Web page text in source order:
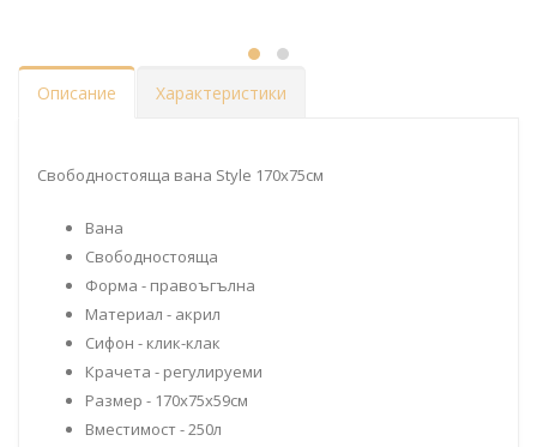
Описание Характеристики
Свободностояща вана Style 170x75см
Вана
Свободностояща
Форма - правоъгълна
Материал - акрил
Сифон - клик-клак
Крачета - регулируеми
Размер - 170x75x59см
Вместимост - 250л